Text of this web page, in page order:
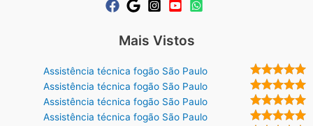
Mais Vistos
Assistência técnica fogão São Paulo
Assistência técnica fogão São Paulo
Assistência técnica fogão São Paulo
Assistência técnica fogão São Paulo